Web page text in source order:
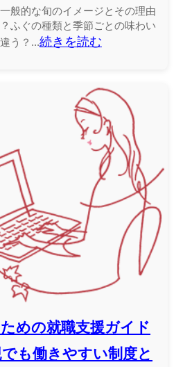
般的な旬のイメージとその理由
ふぐの種類と季節ごとの味わい
う？...続きを読む
めの就職支援ガイド
でも働きやすい制度と